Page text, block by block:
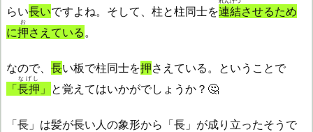
らい長いですよね。そして、柱と柱同士を連結させるため
に押
お
さえている。
なので、 長い板で柱同士を押さえている。ということで
「長押
なげし
」 と覚えてはいかがでしょうか？🤔
「長」は髪が長い人の象形から「長」が成り立ったそうで